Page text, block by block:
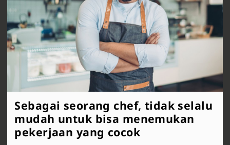
Sebagai seorang chef, tidak selalu
mudah untuk bisa menemukan
pekerjaan yang cocok